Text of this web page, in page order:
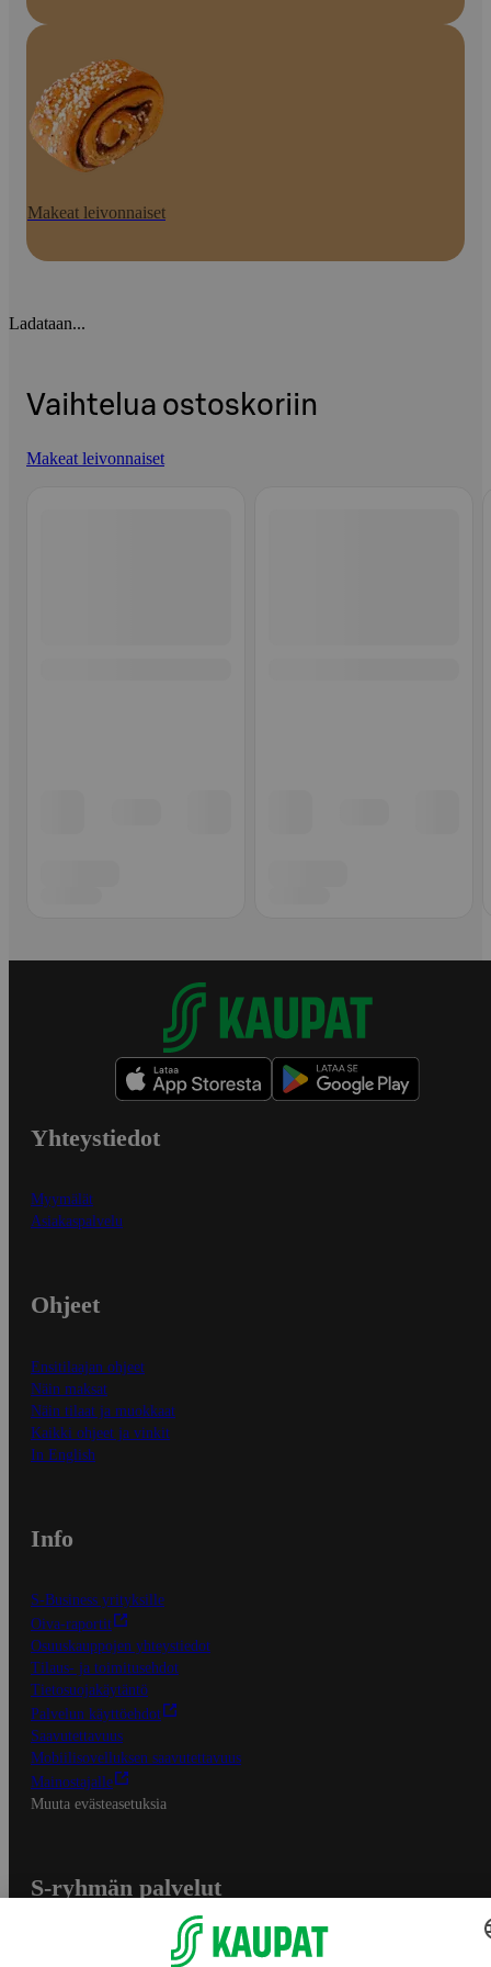
Makeat leivonnaiset
Ladataan...
Vaihtelua ostoskoriin
Makeat leivonnaiset
Yhteystiedot
Myymälät
Asiakaspalvelu
Ohjeet
Ensitilaajan ohjeet
Näin maksat
Näin tilaat ja muokkaat
Kaikki ohjeet ja vinkit
In English
Info
S-Business yrityksille
Oiva-raportit
Osuuskauppojen yhteystiedot
Tilaus- ja toimitusehdot
Tietosuojakäytäntö
Palvelun käyttöehdot
Saavutettavuus
Mobiilisovelluksen saavutettavuus
Mainostajalle
Muuta evästeasetuksia
S-ryhmän palvelut